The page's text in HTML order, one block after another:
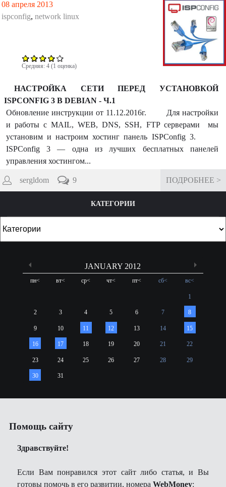
08 апреля 2013
ispconfig, network linux
Средняя: 4 (1 оценка)
НАСТРОЙКА СЕТИ ПЕРЕД УСТАНОВКОЙ
ISPCONFIG 3 В DEBIAN - Ч.1
Обновление инструкции от 11.12.2016г. Для настройки
и работы с MAIL, WEB, DNS, SSH, FTP серверами мы
установим и настроим хостинг панель ISPConfig 3.
ISPConfig 3 — одна из лучших бесплатных панелей
управления хостингом...
sergldom ПОДРОБНЕЕ >
9
КАТЕГОРИИ
пн< вт< ср< чт< пт< сб< вс<
1
2 3 4 5 6 7 8
9 10 11 12 13 14 15
16 17 18 19 20 21 22
23 24 25 26 27 28 29
30 31
JANUARY 2012
Помощь сайту
Здравствуйте!
Если Вам понравился этот сайт либо статья, и Вы
готовы помочь в его развитии, номераWebMoney: